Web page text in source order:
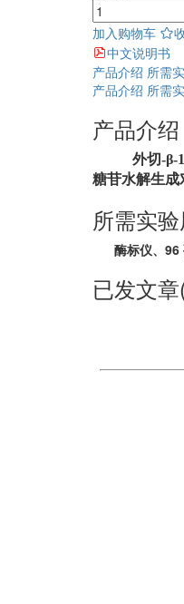
加入购物车
中文说明书
产品介绍 所需
产品介绍 所需
产品介绍
外切-β-
糖苷水解生成
所需实
酶标仪、96
已发文